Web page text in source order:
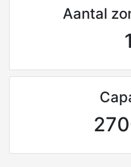
Aantal